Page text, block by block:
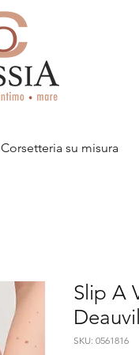
Corsetteria su misura
Slip A
SKU: 0561816